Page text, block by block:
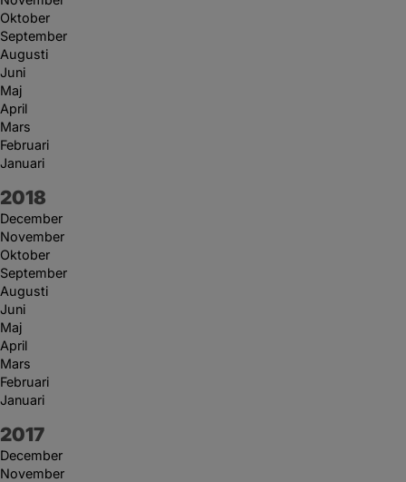
Oktober
September
Augusti
Juni
Maj
April
Mars
Februari
Januari
År:
2018
December
November
Oktober
September
Augusti
Juni
Maj
April
Mars
Februari
Januari
År:
2017
December
November